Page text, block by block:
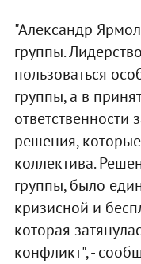
"Александр
группы.
пользоваться
группы, а в
ответственности
решения,
коллектива.
группы, было
кризисной и
которая
конфликт", -